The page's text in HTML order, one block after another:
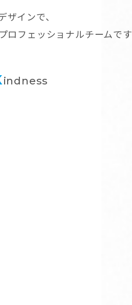
インで、
ロフェッショナルチームです
indness